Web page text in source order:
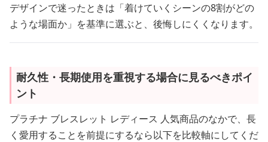
デザインで迷ったときは「着けていくシーンの8割がどの
ような場面か」を基準に選ぶと、後悔しにくくなります。
耐久性・長期使用を重視する場合に見るべきポイ
ント
プラチナ ブレスレット レディース 人気商品のなかで、長
く愛用することを前提にするなら以下を比較軸にしてくだ